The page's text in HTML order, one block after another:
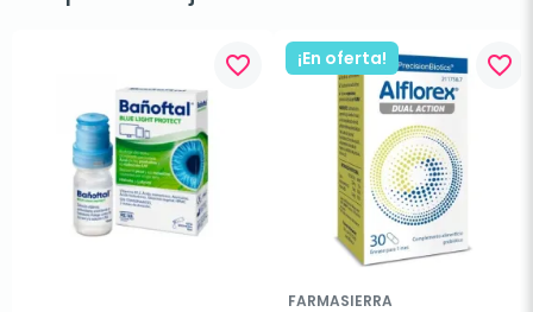
favorite_border ¡En oferta! favorite_border
FARMASIERRA